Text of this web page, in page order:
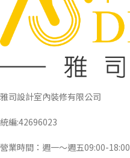
雅司設計室內裝修有限公司
統編:42696023
營業時間：週一～週五09:00-18:00